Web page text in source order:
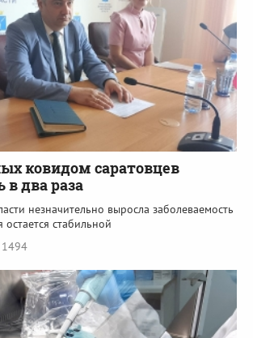
ковидом саратовцев
в два раза
незначительно выросла заболеваемость
стабильной
1494